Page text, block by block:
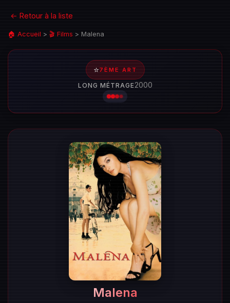
← Retour à la liste
🏠 Accueil > 🎬 Films > Malena
⭐7ÈME ART
LONG MÉTRAGE2000
Malena